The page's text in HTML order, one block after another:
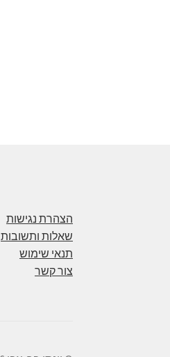
הצהרת נגישות
שאלות ותשובות
תנאי שימוש
צור קשר